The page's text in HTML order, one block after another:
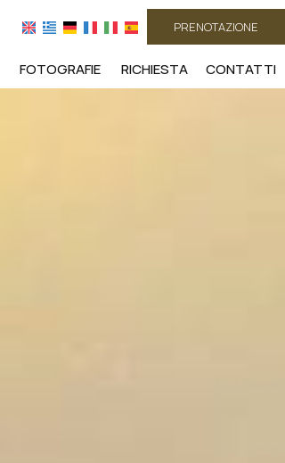
PRENOTAZIONE
FOTOGRAFIE RICHIESTA CONTATTI